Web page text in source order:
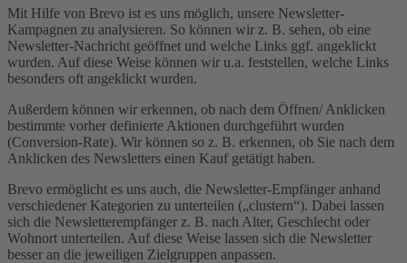
Mit Hilfe von Brevo ist es uns möglich, unsere Newsletter-
Kampagnen zu analysieren. So können wir z. B. sehen, ob eine
Newsletter-Nachricht geöffnet und welche Links ggf. angeklickt
wurden. Auf diese Weise können wir u.a. feststellen, welche Links
besonders oft angeklickt wurden.
Außerdem können wir erkennen, ob nach dem Öffnen/ Anklicken
bestimmte vorher definierte Aktionen durchgeführt wurden
(Conversion-Rate). Wir können so z. B. erkennen, ob Sie nach dem
Anklicken des Newsletters einen Kauf getätigt haben.
Brevo ermöglicht es uns auch, die Newsletter-Empfänger anhand
verschiedener Kategorien zu unterteilen („clustern“). Dabei lassen
sich die Newsletterempfänger z. B. nach Alter, Geschlecht oder
Wohnort unterteilen. Auf diese Weise lassen sich die Newsletter
besser an die jeweiligen Zielgruppen anpassen.